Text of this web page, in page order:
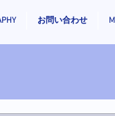
お問い合わせ